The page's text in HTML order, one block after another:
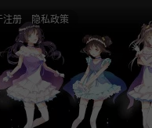
注册 隐私政策